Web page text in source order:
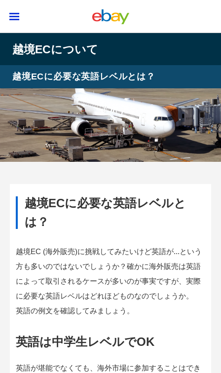
越境ECについて
越境ECに必要な英語レベルとは？
越境ECに必要な英語レベルと
は？
越境EC (海外販売)に挑戦してみたいけど英語が...という
方も多いのではないでしょうか？確かに海外販売は英語
によって取引されるケースが多いのが事実ですが、実際
に必要な英語レベルはどれほどものなのでしょうか。
英語の例文を確認してみましょう。
英語は中学生レベルでOK
英語が堪能でなくても、海外市場に参加することはでき